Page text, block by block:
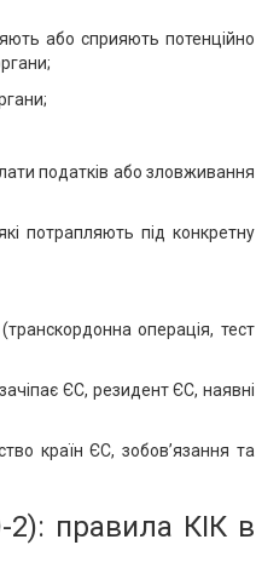
або сприяють потенційно
податків або зловживання
потрапляють під конкретну
операція, тест
ЄС, резидент ЄС, наявні
країн ЄС, зобов’язання та
2): правила КІК в